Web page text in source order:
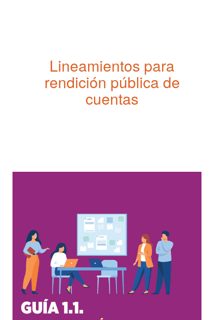
Lineamientos para
rendición pública de
cuentas